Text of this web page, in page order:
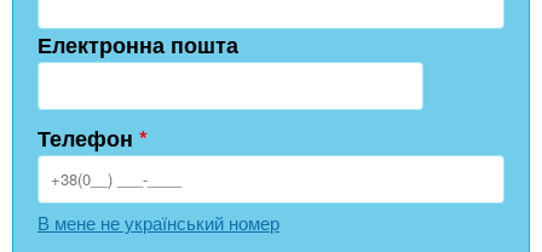
Електронна пошта
Телефон *
В мене не український номер